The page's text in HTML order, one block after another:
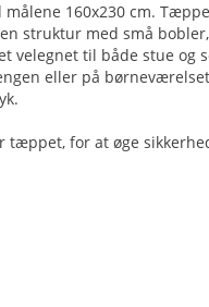
160x230 cm.
struktur med små
velegnet til både stue og
eller på
for at øge